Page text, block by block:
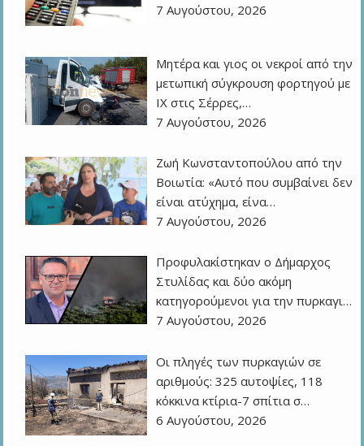
7 Αυγούστου, 2026
Μητέρα και γιος οι νεκροί από την
μετωπική σύγκρουση φορτηγού με
ΙΧ στις Σέρρες,…
7 Αυγούστου, 2026
Ζωή Κωνσταντοπούλου από την
Βοιωτία: «Αυτό που συμβαίνει δεν
είναι ατύχημα, είνα…
7 Αυγούστου, 2026
Προφυλακίστηκαν ο Δήμαρχος
Στυλίδας και δύο ακόμη
κατηγορούμενοι για την πυρκαγι…
7 Αυγούστου, 2026
Οι πληγές των πυρκαγιών σε
αριθμούς: 325 αυτοψίες, 118
κόκκινα κτίρια-7 σπίτια σ…
6 Αυγούστου, 2026